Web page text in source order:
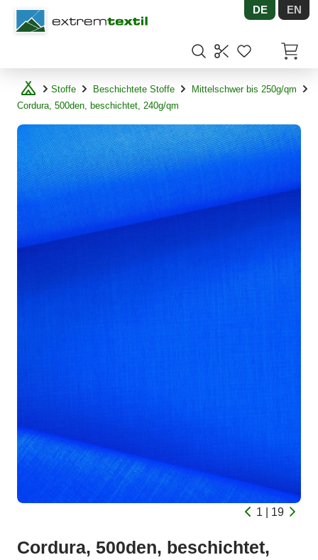
Shopware DE EN
Stoffe Beschichtete Stoffe
Mittelschwer bis 250g/qm
Cordura, 500den, beschichtet, 240g/qm
1 | 19
Cordura, 500den, beschichtet,